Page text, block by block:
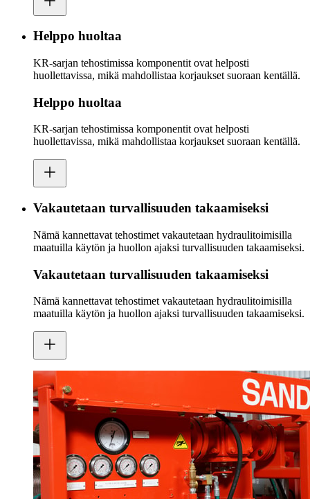
Helppo huoltaa
KR-sarjan tehostimissa komponentit ovat helposti
huollettavissa, mikä mahdollistaa korjaukset suoraan kentällä.
Helppo huoltaa
KR-sarjan tehostimissa komponentit ovat helposti
huollettavissa, mikä mahdollistaa korjaukset suoraan kentällä.
Vakautetaan turvallisuuden takaamiseksi
Nämä kannettavat tehostimet vakautetaan hydraulitoimisilla
maatuilla käytön ja huollon ajaksi turvallisuuden takaamiseksi.
Vakautetaan turvallisuuden takaamiseksi
Nämä kannettavat tehostimet vakautetaan hydraulitoimisilla
maatuilla käytön ja huollon ajaksi turvallisuuden takaamiseksi.